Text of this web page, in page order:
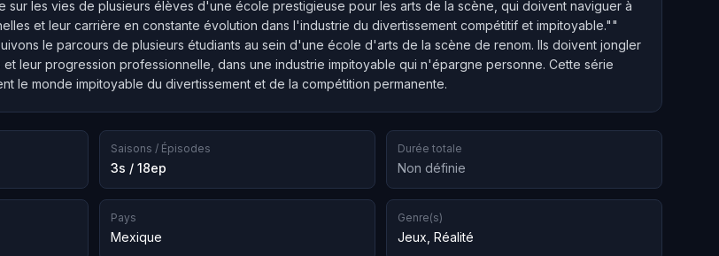
sur les vies de plusieurs élèves d'une école prestigieuse pour les arts de la scène, qui doivent naviguer à
et leur carrière en constante évolution dans l'industrie du divertissement compétitif et impitoyable.""
le parcours de plusieurs étudiants au sein d'une école d'arts de la scène de renom. Ils doivent jongler
leur progression professionnelle, dans une industrie impitoyable qui n'épargne personne. Cette série
le monde impitoyable du divertissement et de la compétition permanente.
Saisons / Épisodes
3s / 18ep
Durée totale
Non définie
Pays
Mexique
Genre(s)
Jeux Réalité